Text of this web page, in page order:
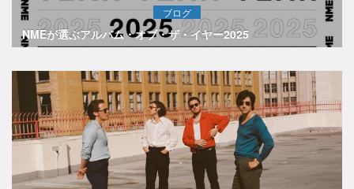
ブログ
NMEが選ぶアルバム・オブ・ザ・イヤー2025